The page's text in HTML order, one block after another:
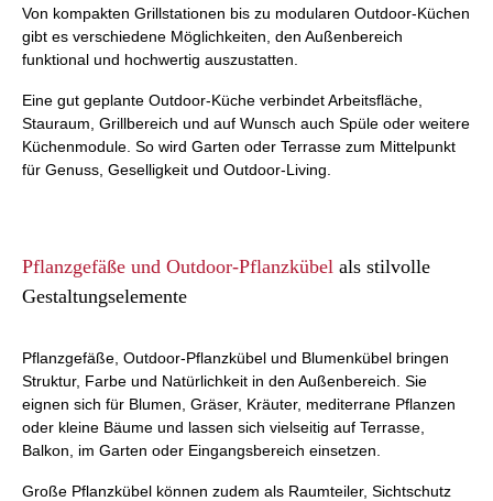
Von kompakten Grillstationen bis zu modularen Outdoor-Küchen
gibt es verschiedene Möglichkeiten, den Außenbereich
funktional und hochwertig auszustatten.
Eine gut geplante Outdoor-Küche verbindet Arbeitsfläche,
Stauraum, Grillbereich und auf Wunsch auch Spüle oder weitere
Küchenmodule. So wird Garten oder Terrasse zum Mittelpunkt
für Genuss, Geselligkeit und Outdoor-Living.
Pflanzgefäße und Outdoor-Pflanzkübel als stilvolle
Gestaltungselemente
Pflanzgefäße, Outdoor-Pflanzkübel und Blumenkübel bringen
Struktur, Farbe und Natürlichkeit in den Außenbereich. Sie
eignen sich für Blumen, Gräser, Kräuter, mediterrane Pflanzen
oder kleine Bäume und lassen sich vielseitig auf Terrasse,
Balkon, im Garten oder Eingangsbereich einsetzen.
Große Pflanzkübel können zudem als Raumteiler, Sichtschutz